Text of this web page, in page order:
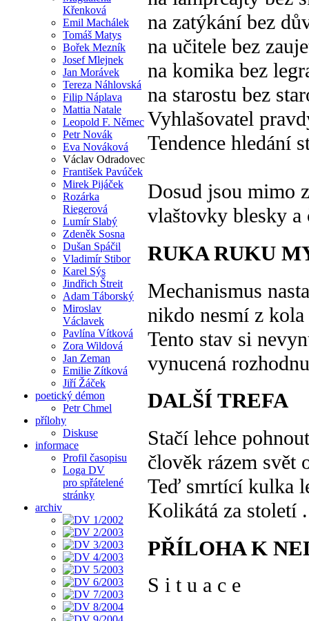
Křenková
Emil Machálek
Tomáš Matys
Bořek Mezník
Josef Mlejnek
Jan Morávek
Tereza Náhlovská
Filip Náplava
Mattia Natale
Leopold F. Němec
Petr Novák
Eva Nováková
Václav Odradovec
František Pavúček
Mirek Pijáček
Rozárka
Riegerová
Lumír Slabý
Zdeněk Sosna
Dušan Spáčil
Vladimír Stibor
Karel Sýs
Jindřich Štreit
Adam Táborský
Miroslav
Václavek
Pavlína Vítková
Zora Wildová
Jan Zeman
Emilie Zítková
Jiří Žáček
poetický démon
Petr Chmel
přílohy
Diskuse
informace
Profil časopisu
Loga DV
pro spřátelené
stránky
archiv
na zatýkání bez
na učitele bez
na komika bez
na starostu bez
Vyhlašovatel
Tendence hledání
Dosud jsou mimo
vlaštovky blesky a
RUKA RUKU
Mechanismus
nikdo nesmí z kola
Tento stav si
vynucená
DALŠÍ TREFA
Stačí lehce
člověk rázem svět
Teď smrtící kulka
Kolikátá za století
PŘÍLOHA K
S i t u a c e